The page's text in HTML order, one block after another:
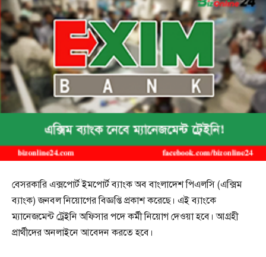
বেসরকারি এক্সপোর্ট ইমপোর্ট ব্যাংক অব বাংলাদেশ পিএলসি (এক্সিম
ব্যাংক) জনবল নিয়োগের বিজ্ঞপ্তি প্রকাশ করেছে। এই ব্যাংকে
ম্যানেজমেন্ট ট্রেইনি অফিসার পদে কর্মী নিয়োগ দেওয়া হবে। আগ্রহী
প্রার্থীদের অনলাইনে আবেদন করতে হবে।